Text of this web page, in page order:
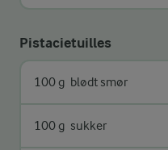
Pistacietuilles
100 g blødt smør
100 g sukker